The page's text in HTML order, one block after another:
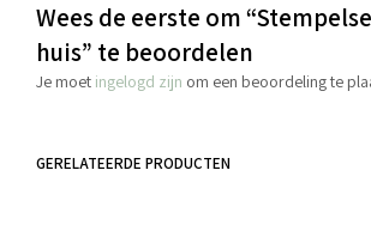
Wees de eerste om
huis” te beoordelen
Je moet ingelogd zijn om een beoordeling te
GERELATEERDE PRODUCTEN